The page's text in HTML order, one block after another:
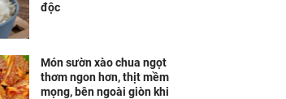
độc
Món sườn xào chua ngọt
thơm ngon hơn, thịt mềm
mọng, bên ngoài giòn khi